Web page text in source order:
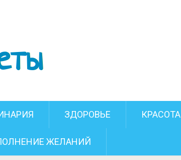
ЗДОРОВЬЕ КРАСОТА
ЖЕЛАНИЙ